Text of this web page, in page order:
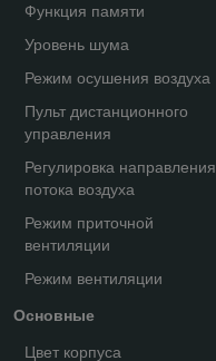
Функция памяти
Уровень шума
Режим осушения воздуха
Пульт дистанционного
управления
Регулировка направления
потока воздуха
Режим приточной
вентиляции
Режим вентиляции
Основные
Цвет корпуса